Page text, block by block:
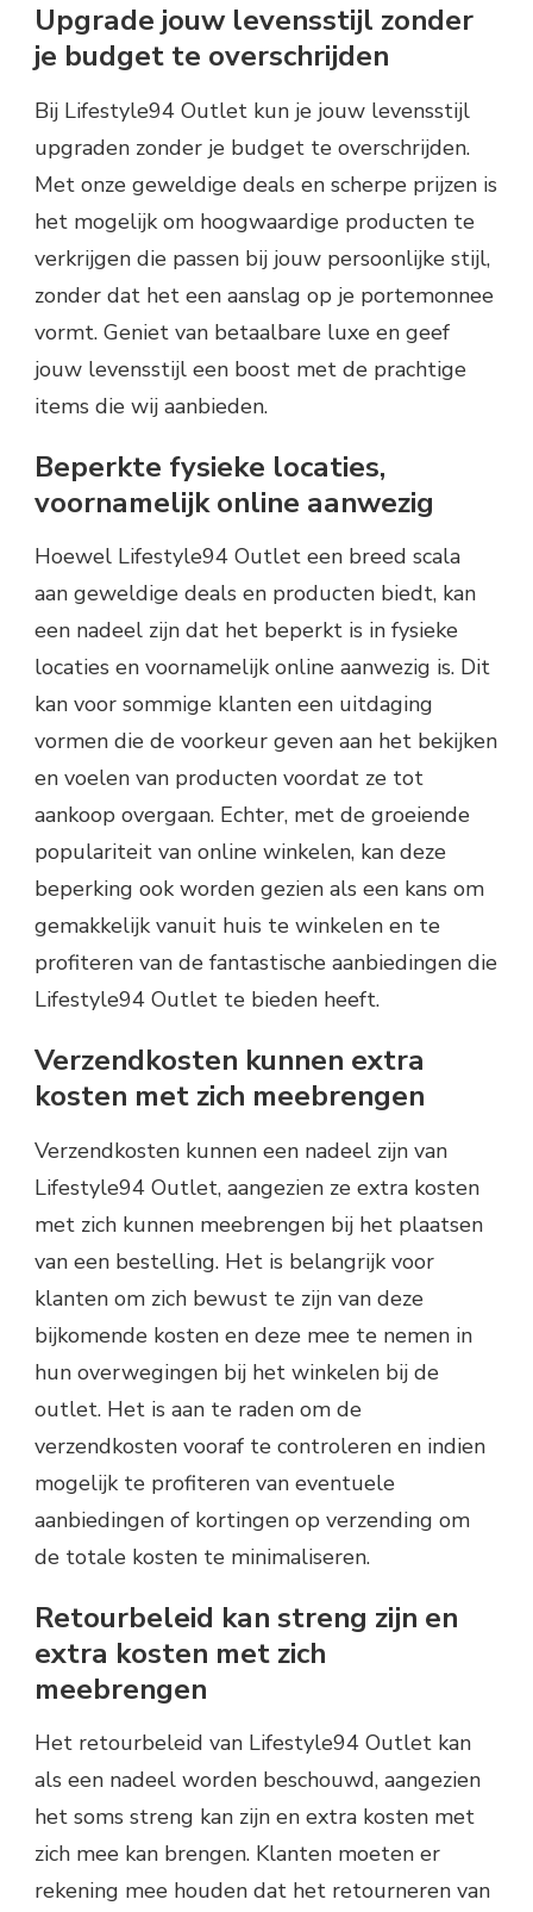
Upgrade jouw levensstijl zonder
je budget te overschrijden
Bij Lifestyle94 Outlet kun je jouw levensstijl
upgraden zonder je budget te overschrijden.
Met onze geweldige deals en scherpe prijzen is
het mogelijk om hoogwaardige producten te
verkrijgen die passen bij jouw persoonlijke stijl,
zonder dat het een aanslag op je portemonnee
vormt. Geniet van betaalbare luxe en geef
jouw levensstijl een boost met de prachtige
items die wij aanbieden.
Beperkte fysieke locaties,
voornamelijk online aanwezig
Hoewel Lifestyle94 Outlet een breed scala
aan geweldige deals en producten biedt, kan
een nadeel zijn dat het beperkt is in fysieke
locaties en voornamelijk online aanwezig is. Dit
kan voor sommige klanten een uitdaging
vormen die de voorkeur geven aan het bekijken
en voelen van producten voordat ze tot
aankoop overgaan. Echter, met de groeiende
populariteit van online winkelen, kan deze
beperking ook worden gezien als een kans om
gemakkelijk vanuit huis te winkelen en te
profiteren van de fantastische aanbiedingen die
Lifestyle94 Outlet te bieden heeft.
Verzendkosten kunnen extra
kosten met zich meebrengen
Verzendkosten kunnen een nadeel zijn van
Lifestyle94 Outlet, aangezien ze extra kosten
met zich kunnen meebrengen bij het plaatsen
van een bestelling. Het is belangrijk voor
klanten om zich bewust te zijn van deze
bijkomende kosten en deze mee te nemen in
hun overwegingen bij het winkelen bij de
outlet. Het is aan te raden om de
verzendkosten vooraf te controleren en indien
mogelijk te profiteren van eventuele
aanbiedingen of kortingen op verzending om
de totale kosten te minimaliseren.
Retourbeleid kan streng zijn en
extra kosten met zich
meebrengen
Het retourbeleid van Lifestyle94 Outlet kan
als een nadeel worden beschouwd, aangezien
het soms streng kan zijn en extra kosten met
zich mee kan brengen. Klanten moeten er
rekening mee houden dat het retourneren van